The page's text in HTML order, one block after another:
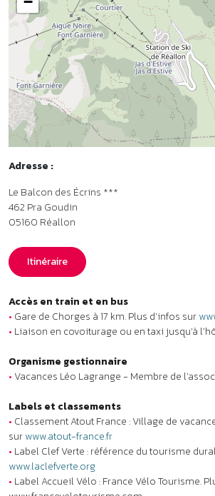
Le Balcon des Écrins ***
462 Pra Goudin
05160 Réallon
Itinéraire
Accès en train et en bus
•Gare de Chorges à 17 km. Plus d’infos sur
•Liaison en covoiturage ou en taxi jusqu’à
•Vacances Léo Lagrange - Membre de
Labels et classements
sur
www.atout-france.fr
•Label Clef Verte : référence du tourisme
•Label Accueil Vélo : France Vélo Tourisme.
www.francevelotourisme.com
•Chèques-Vacances ANCV acceptés.
Animaux non admis.
À noter
• Lits superposés : l’usage du couchage en
aux enfants de moins de 6 ans (Décret 95-949
• Voiture indispensable.